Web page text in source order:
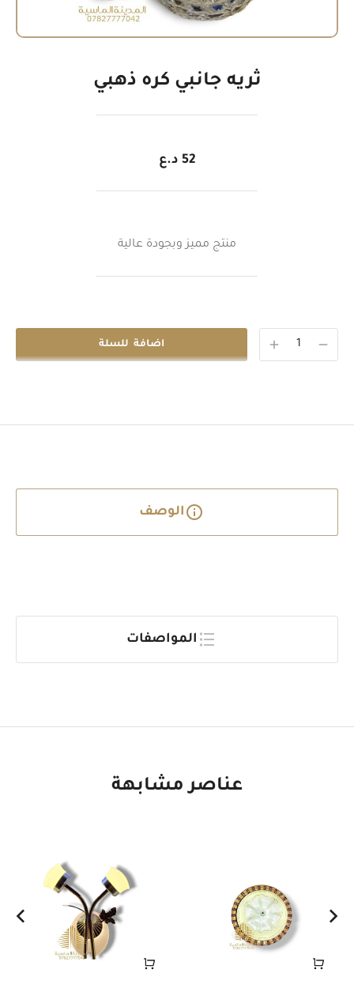
ثريه جانبي كره ذهبي
52 د.ع
منتج مميز وبجودة عالية
اضافة للسلة
الوصف
المواصفات
عناصر مشابهة